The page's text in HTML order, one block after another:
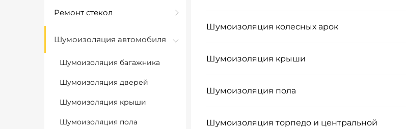
Ремонт стекол
Шумоизоляция автомобиля
Шумоизоляция багажника
Шумоизоляция дверей
Шумоизоляция крыши
Шумоизоляция пола
Шумоизоляция колесных арок
Шумоизоляция крыши
Шумоизоляция пола
Шумоизоляция торпедо и центральной